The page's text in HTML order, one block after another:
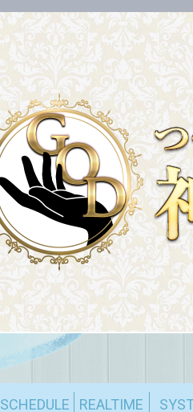
SCHEDULE REALTIME